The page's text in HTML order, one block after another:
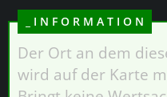
_ I N F O R M A T I O N
Der Ort an dem
wird auf der Karte